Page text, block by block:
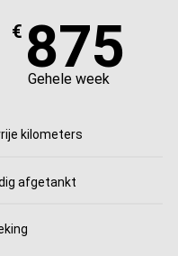
€ 875
Gehele week
kilometers
afgetankt